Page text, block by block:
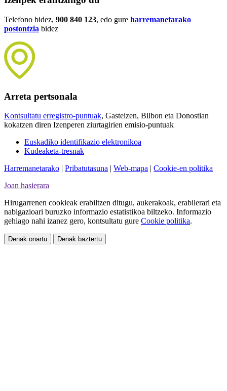
Telefono bidez, 900 840 123, edo gure harremanetarako
postontzia bidez
Arreta pertsonala
Kontsultatu erregistro-puntuak, Gasteizen, Bilbon eta Donostian
kokatzen diren Izenperen ziurtagirien emisio-puntuak
Euskadiko identifikazio elektronikoa
Kudeaketa-tresnak
Harremanetarako | Pribatutasuna | Web-mapa | Cookie-en politika
Joan hasierara
Hirugarrenen cookieak erabiltzen ditugu, aukerakoak, erabilerari eta
nabigazioari buruzko informazio estatistikoa biltzeko. Informazio
gehiago nahi izanez gero, kontsultatu gure Cookie politika.
Denak onartu Denak baztertu